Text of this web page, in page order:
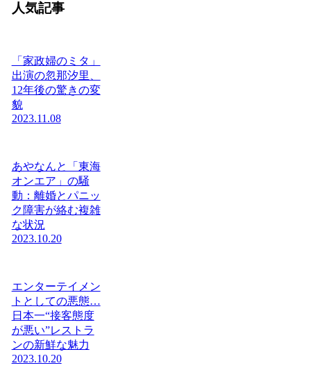
人気記事
「家政婦のミタ」
出演の忽那汐里、
12年後の驚きの変
貌
2023.11.08
あやなんと「東海
オンエア」の騒
動：離婚とパニッ
ク障害が絡む複雑
な状況
2023.10.20
エンターテイメン
トとしての悪態…
日本一“接客態度
が悪い”レストラ
ンの新鮮な魅力
2023.10.20